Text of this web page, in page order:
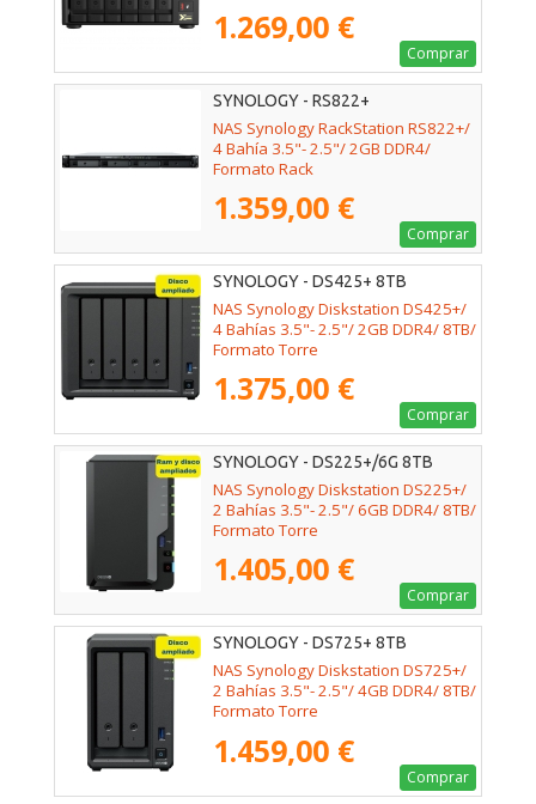
1.269,00 €
Comprar
SYNOLOGY - RS822+
NAS Synology RackStation RS822+/
4 Bahía 3.5"- 2.5"/ 2GB DDR4/
Formato Rack
1.359,00 €
Comprar
SYNOLOGY - DS425+ 8TB
NAS Synology Diskstation DS425+/
4 Bahías 3.5"- 2.5"/ 2GB DDR4/ 8TB/
Formato Torre
1.375,00 €
Comprar
SYNOLOGY - DS225+/6G 8TB
NAS Synology Diskstation DS225+/
2 Bahías 3.5"- 2.5"/ 6GB DDR4/ 8TB/
Formato Torre
1.405,00 €
Comprar
SYNOLOGY - DS725+ 8TB
NAS Synology Diskstation DS725+/
2 Bahías 3.5"- 2.5"/ 4GB DDR4/ 8TB/
Formato Torre
1.459,00 €
Comprar